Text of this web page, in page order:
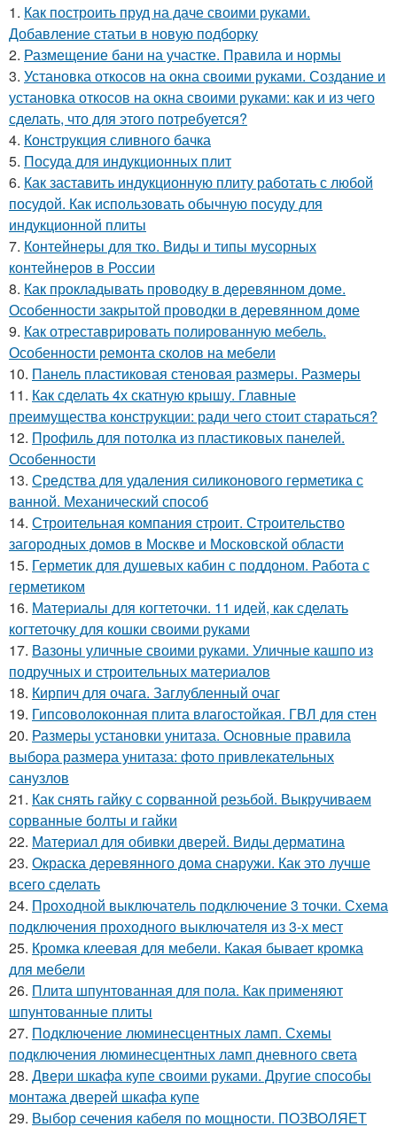
1. Как построить пруд на даче своими руками.
Добавление статьи в новую подборку
2. Размещение бани на участке. Правила и нормы
3. Установка откосов на окна своими руками. Создание и
установка откосов на окна своими руками: как и из чего
сделать, что для этого потребуется?
4. Конструкция сливного бачка
5. Посуда для индукционных плит
6. Как заставить индукционную плиту работать с любой
посудой. Как использовать обычную посуду для
индукционной плиты
7. Контейнеры для тко. Виды и типы мусорных
контейнеров в России
8. Как прокладывать проводку в деревянном доме.
Особенности закрытой проводки в деревянном доме
9. Как отреставрировать полированную мебель.
Особенности ремонта сколов на мебели
10. Панель пластиковая стеновая размеры. Размеры
11. Как сделать 4х скатную крышу. Главные
преимущества конструкции: ради чего стоит стараться?
12. Профиль для потолка из пластиковых панелей.
Особенности
13. Средства для удаления силиконового герметика с
ванной. Механический способ
14. Строительная компания строит. Строительство
загородных домов в Москве и Московской области
15. Герметик для душевых кабин с поддоном. Работа с
герметиком
16. Материалы для когтеточки. 11 идей, как сделать
когтеточку для кошки своими руками
17. Вазоны уличные своими руками. Уличные кашпо из
подручных и строительных материалов
18. Кирпич для очага. Заглубленный очаг
19. Гипсоволоконная плита влагостойкая. ГВЛ для стен
20. Размеры установки унитаза. Основные правила
выбора размера унитаза: фото привлекательных
санузлов
21. Как снять гайку с сорванной резьбой. Выкручиваем
сорванные болты и гайки
22. Материал для обивки дверей. Виды дерматина
23. Окраска деревянного дома снаружи. Как это лучше
всего сделать
24. Проходной выключатель подключение 3 точки. Схема
подключения проходного выключателя из 3-х мест
25. Кромка клеевая для мебели. Какая бывает кромка
для мебели
26. Плита шпунтованная для пола. Как применяют
шпунтованные плиты
27. Подключение люминесцентных ламп. Схемы
подключения люминесцентных ламп дневного света
28. Двери шкафа купе своими руками. Другие способы
монтажа дверей шкафа купе
29. Выбор сечения кабеля по мощности. ПОЗВОЛЯЕТ